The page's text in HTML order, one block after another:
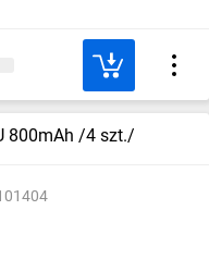
800mAh /4 szt./